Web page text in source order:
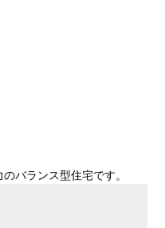
バランス型住宅です。